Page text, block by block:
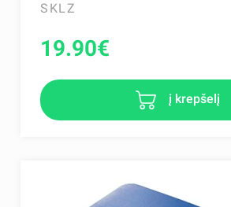
SKLZ
19.90€
į krepšelį